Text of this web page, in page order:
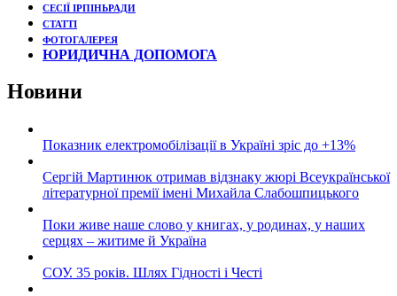
СЕСІЇ ІРПІНЬРАДИ
СТАТТІ
ФОТОГАЛЕРЕЯ
ЮРИДИЧНА ДОПОМОГА
Новини
Показник електромобілізації в Україні зріс до +13%
Сергій Мартинюк отримав відзнаку жюрі Всеукраїнської
літературної премії імені Михайла Слабошпицького
Поки живе наше слово у книгах, у родинах, у наших
серцях – житиме й Україна
СОУ. 35 років. Шлях Гідності і Честі